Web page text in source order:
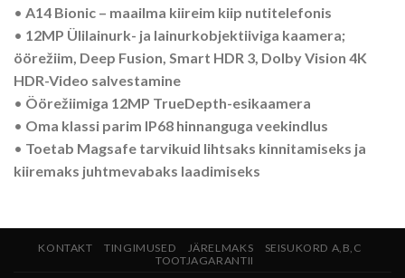
• A14 Bionic – maailma kiireim kiip nutitelefonis
• 12MP Ülilainurk- ja lainurkobjektiiviga kaamera;
öörežiim, Deep Fusion, Smart HDR 3, Dolby Vision 4K
HDR-Video salvestamine
• Öörežiimiga 12MP TrueDepth-esikaamera
• Oma klassi parim IP68 hinnanguga veekindlus
• Toetab Magsafe tarvikuid lihtsaks kinnitamiseks ja
kiiremaks juhtmevabaks laadimiseks
KONTAKT TINGIMUSED JÄRELMAKS
SEISUKORD A,B,C
TOOTJAGARANTII